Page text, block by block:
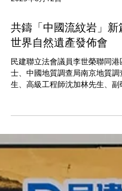
世界自然遺產發佈會